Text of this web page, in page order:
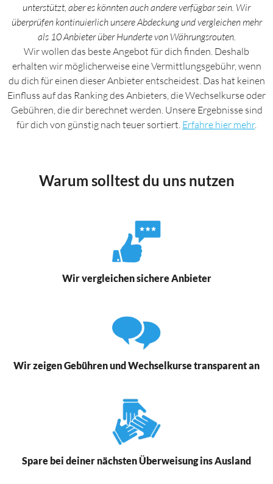
unterstützt, aber es könnten auch andere verfügbar sein. Wir
überprüfen kontinuierlich unsere Abdeckung und vergleichen mehr
als 10 Anbieter über Hunderte von Währungsrouten.
Wir wollen das beste Angebot für dich finden. Deshalb
erhalten wir möglicherweise eine Vermittlungsgebühr, wenn
du dich für einen dieser Anbieter entscheidest. Das hat keinen
Einfluss auf das Ranking des Anbieters, die Wechselkurse oder
Gebühren, die dir berechnet werden. Unsere Ergebnisse sind
für dich von günstig nach teuer sortiert. Erfahre hier mehr.
Warum solltest du uns nutzen
Wir vergleichen sichere Anbieter
Wir zeigen Gebühren und Wechselkurse transparent an
Spare bei deiner nächsten Überweisung ins Ausland